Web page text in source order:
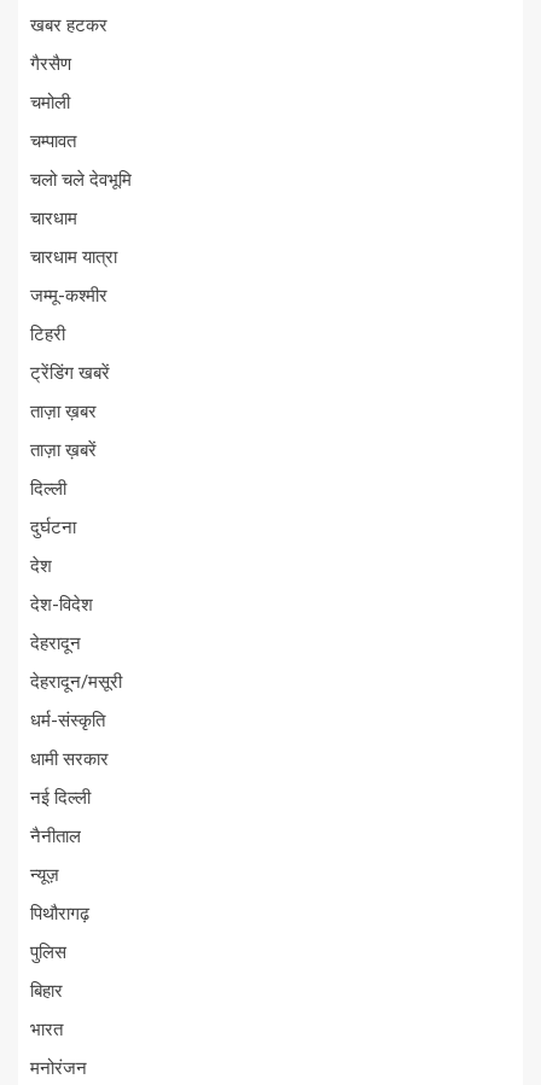
खबर हटकर
गैरसैण
चमोली
चम्पावत
चलो चले देवभूमि
चारधाम
चारधाम यात्रा
जम्मू-कश्मीर
टिहरी
ट्रेंडिंग खबरें
ताज़ा ख़बर
ताज़ा ख़बरें
दिल्ली
दुर्घटना
देश
देश-विदेश
देहरादून
देहरादून/मसूरी
धर्म-संस्कृति
धामी सरकार
नई दिल्ली
नैनीताल
न्यूज़
पिथौरागढ़
पुलिस
बिहार
भारत
मनोरंजन